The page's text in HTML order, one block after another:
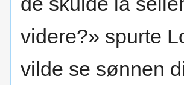
videre?» spurte
vilde se sønnen